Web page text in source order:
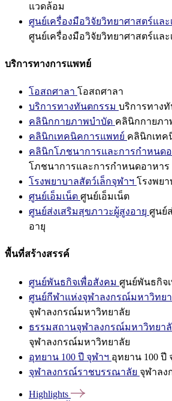
แวดล้อม
ศูนย์เครื่องมือวิจัยวิทยาศาสตร์และ
ศูนย์เครื่องมือวิจัยวิทยาศาสตร์และ
บริการทางการแพทย์
โอสถศาลา โอสถศาลา
บริการทางทันตกรรม บริการทาง
คลินิกกายภาพบำบัด คลินิกกายภา
คลินิกเทคนิคการแพทย์ คลินิกเทค
คลินิกโภชนาการและการกำหนด
โภชนาการและการกำหนดอาหาร
โรงพยาบาลสัตว์เล็กจุฬาฯ โรงพย
ศูนย์เอ็มเน็ต ศูนย์เอ็มเน็ต
ศูนย์ส่งเสริมสุขภาวะผู้สูงอายุ ศูนย์
อายุ
พื้นที่สร้างสรรค์
ศูนย์พันธกิจเพื่อสังคม ศูนย์พันธกิจ
ศูนย์กีฬาแห่งจุฬาลงกรณ์มหาวิทย
จุฬาลงกรณ์มหาวิทยาลัย
ธรรมสถานจุฬาลงกรณ์มหาวิทยา
จุฬาลงกรณ์มหาวิทยาลัย
อุทยาน 100 ปี จุฬาฯ อุทยาน 100 ปี
จุฬาลงกรณ์ราชบรรณาลัย จุฬาล
Highlights